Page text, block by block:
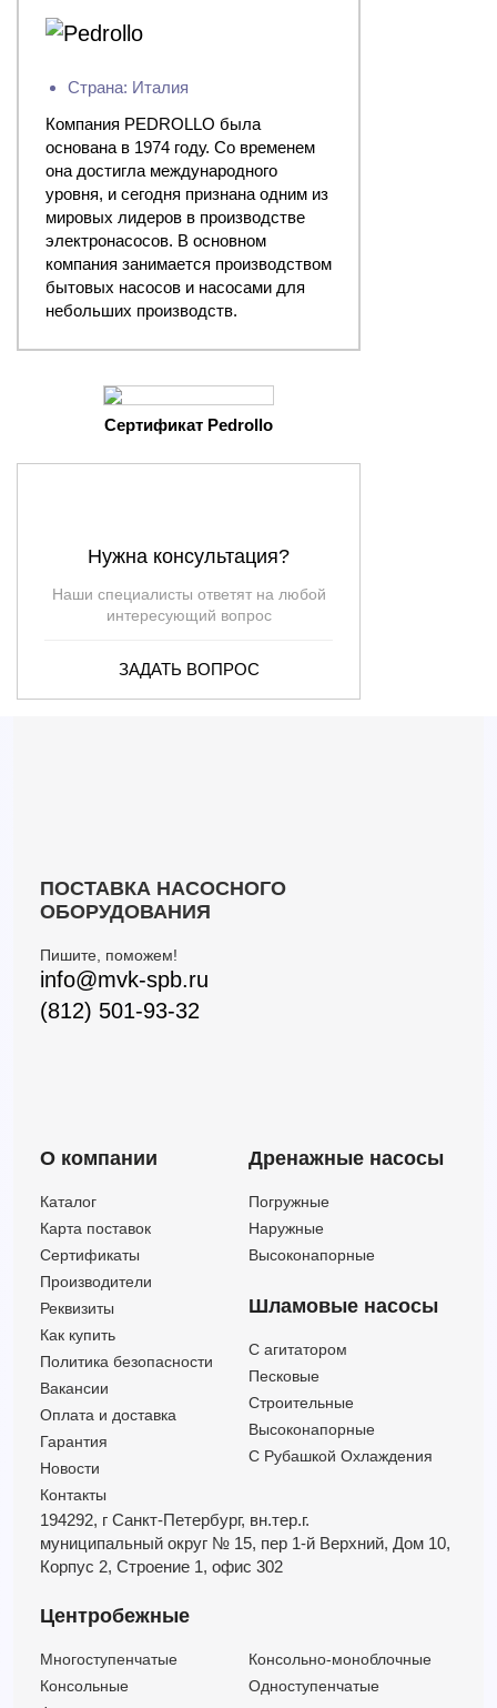
Страна: Италия
Компания PEDROLLO была
основана в 1974 году. Со временем
она достигла международного
уровня, и сегодня признана одним из
мировых лидеров в производстве
электронасосов. В основном
компания занимается производством
бытовых насосов и насосами для
небольших производств.
Сертификат Pedrollo
Нужна консультация?
Наши специалисты ответят на любой
интересующий вопрос
ЗАДАТЬ ВОПРОС
ПОСТАВКА НАСОСНОГО
ОБОРУДОВАНИЯ
Пишите, поможем!
info@mvk-spb.ru
(812) 501-93-32
О компании
Каталог
Карта поставок
Сертификаты
Производители
Реквизиты
Как купить
Политика безопасности
Вакансии
Оплата и доставка
Гарантия
Новости
Контакты
Дренажные насосы
Погружные
Наружные
Высоконапорные
Шламовые насосы
C агитатором
Песковые
Строительные
Высоконапорные
С Рубашкой Охлаждения
194292, г Санкт-Петербург, вн.тер.г.
муниципальный округ № 15, пер 1-й Верхний, Дом 10,
Корпус 2, Строение 1, офис 302
Центробежные
Многоступенчатые
Консольно-моноблочные
Консольные
Одноступенчатые